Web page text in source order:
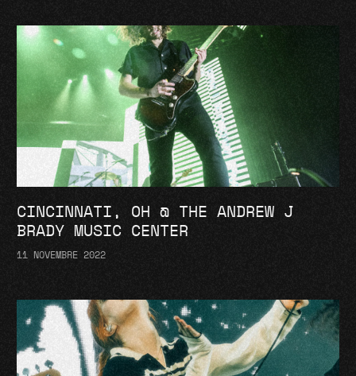
CINCINNATI, OH @ THE ANDREW J
BRADY MUSIC CENTER
11 NOVEMBRE 2022